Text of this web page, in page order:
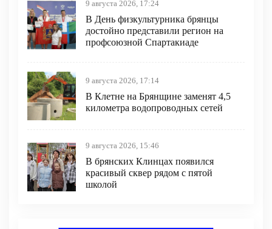
9 августа 2026, 17:24
В День физкультурника брянцы
достойно представили регион на
профсоюзной Спартакиаде
9 августа 2026, 17:14
В Клетне на Брянщине заменят 4,5
километра водопроводных сетей
9 августа 2026, 15:46
В брянских Клинцах появился
красивый сквер рядом с пятой
школой